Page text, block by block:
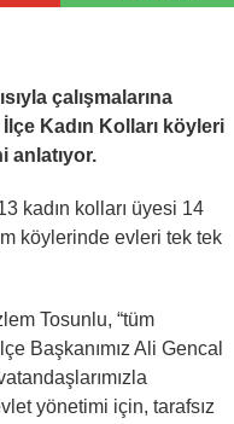
çalışmalarına
Kadın Kolları köyleri
anlatıyor.
kadın kolları üyesi 14
köylerinde evleri tek tek
Tosunlu, “tüm
Başkanımız Ali Gencal
yönetimi için, tarafsız